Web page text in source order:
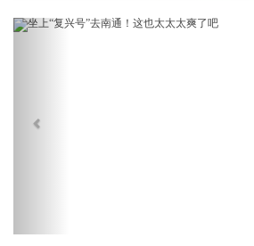
Previous